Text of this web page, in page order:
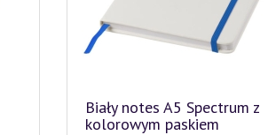
Biały notes A5 Spectrum z
kolorowym paskiem